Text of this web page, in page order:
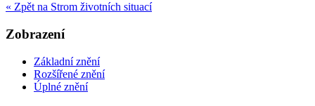
« Zpět na Strom životních situací
Zobrazení
Základní znění
Rozšířené znění
Úplné znění